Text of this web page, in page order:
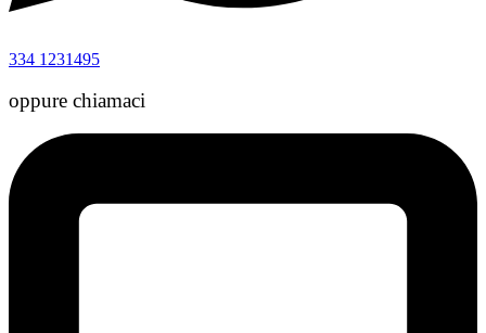
334 1231495
oppure chiamaci